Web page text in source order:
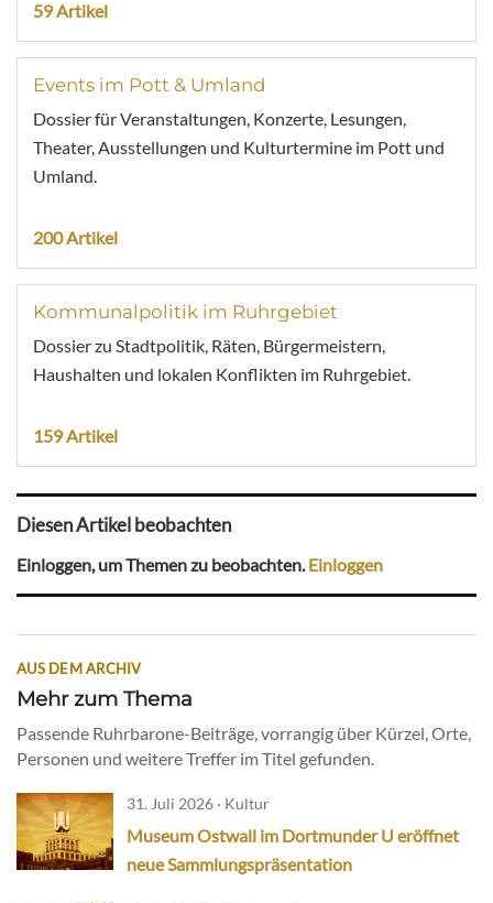
59 Artikel
Events im Pott & Umland
Dossier für Veranstaltungen, Konzerte, Lesungen,
Theater, Ausstellungen und Kulturtermine im Pott und
Umland.
200 Artikel
Kommunalpolitik im Ruhrgebiet
Dossier zu Stadtpolitik, Räten, Bürgermeistern,
Haushalten und lokalen Konflikten im Ruhrgebiet.
159 Artikel
Diesen Artikel beobachten
Einloggen, um Themen zu beobachten. Einloggen
AUS DEM ARCHIV
Mehr zum Thema
Passende Ruhrbarone-Beiträge, vorrangig über Kürzel, Orte,
Personen und weitere Treffer im Titel gefunden.
31. Juli 2026 · Kultur
Museum Ostwall im Dortmunder U eröffnet
neue Sammlungspräsentation